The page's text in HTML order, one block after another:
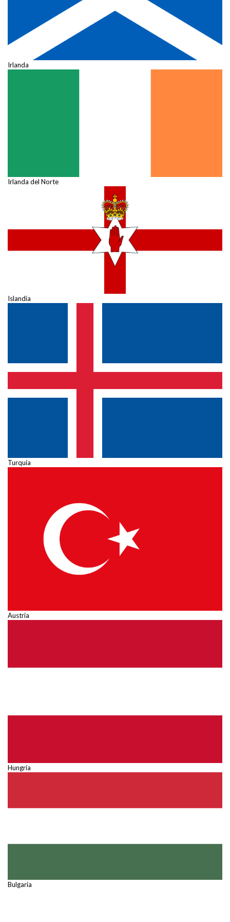
Irlanda
Irlanda del Norte
Islandia
Turquía
Austria
Hungría
Bulgaria